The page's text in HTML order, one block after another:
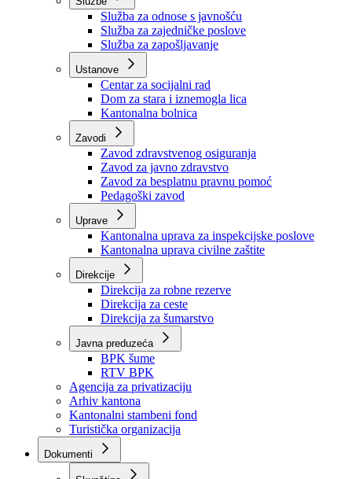
Organizacije
Službe
Služba za odnose s javnošću
Služba za zajedničke poslove
Služba za zapošljavanje
Ustanove
Centar za socijalni rad
Dom za stara i iznemogla lica
Kantonalna bolnica
Zavodi
Zavod zdravstvenog osiguranja
Zavod za javno zdravstvo
Zavod za besplatnu pravnu pomoć
Pedagoški zavod
Kantonalna uprava za inspekcijske poslove
Kantonalna uprava civilne zaštite
Direkcije
Direkcija za robne rezerve
Direkcija za ceste
Direkcija za šumarstvo
Javna preduzeća
BPK šume
RTV BPK
Agencija za privatizaciju
Arhiv kantona
Kantonalni stambeni fond
Turistička organizacija